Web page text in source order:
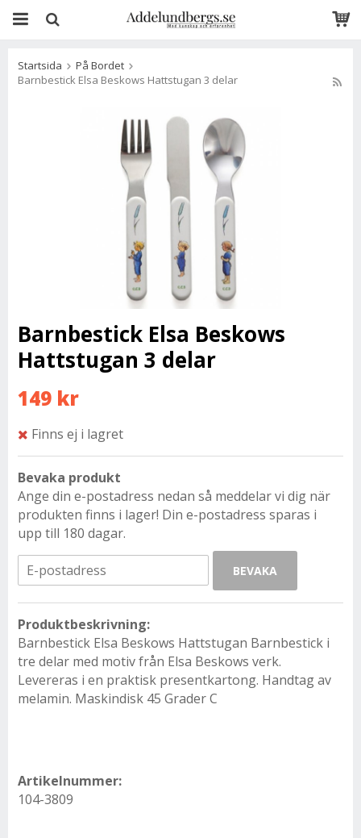
Startsida
På Bordet
Barnbestick Elsa Beskows Hattstugan 3 delar
Barnbestick Elsa Beskows
Hattstugan 3 delar
149 kr
Finns ej i lagret
Bevaka produkt
Ange din e-postadress nedan så meddelar vi dig när
produkten finns i lager! Din e-postadress sparas i
upp till 180 dagar.
BEVAKA
Produktbeskrivning:
Barnbestick Elsa Beskows Hattstugan Barnbestick i
tre delar med motiv från Elsa Beskows verk.
Levereras i en praktisk presentkartong. Handtag av
melamin. Maskindisk 45 Grader C
Artikelnummer:
104-3809